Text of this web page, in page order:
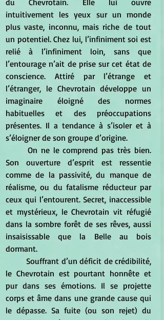
intuitivement les yeux sur un monde
plus vaste, inconnu, mais riche de tout
un potentiel. Chez lui, l’infiniment soi est
relié à l’infiniment loin, sans que
l’entourage n’ait de prise sur cet état de
conscience. Attiré par l’étrange et
l’étranger, le Chevrotain développe un
imaginaire éloigné des normes
habituelles et des préoccupations
présentes. Il a tendance à s’isoler et à
s’éloigner de son groupe d’origine.
Son ouverture d’esprit est ressentie
comme de la passivité, du manque de
réalisme, ou du fatalisme réducteur par
ceux qui l’entourent. Secret, inaccessible
et mystérieux, le Chevrotain vit réfugié
dans la sombre forêt de ses rêves, aussi
insaisissable que la Belle au bois
dormant.
le Chevrotain est pourtant honnête et
pur dans ses émotions. Il se projette
corps et âme dans une grande cause qui
le dépasse. Sa fuite (ou son rejet) du